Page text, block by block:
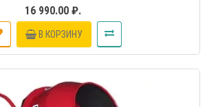
16 990.00 ₽.
В КОРЗИНУ